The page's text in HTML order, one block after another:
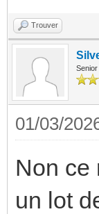
Trouver
01/03/
Non ce
un lot